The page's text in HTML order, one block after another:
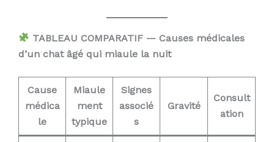
TABLEAU COMPARATIF — Causes médicales
d’un chat âgé qui miaule la nuit
Cause
médica
le
Miaule
ment
typique
Signes
associé
s
Gravité
Consult
ation